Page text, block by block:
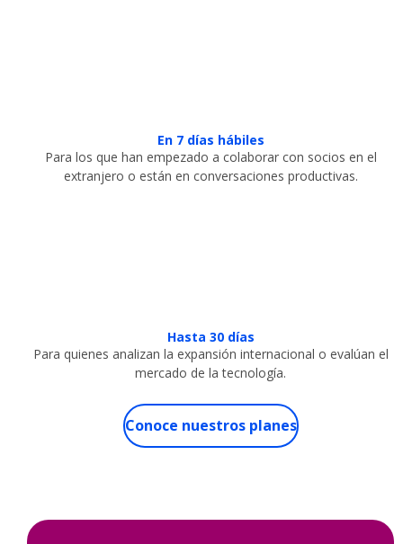
En 7 días hábiles
Para los que han empezado a colaborar con socios en el
extranjero o están en conversaciones productivas.
Hasta 30 días
Para quienes analizan la expansión internacional o evalúan el
mercado de la tecnología.
Conoce nuestros planes